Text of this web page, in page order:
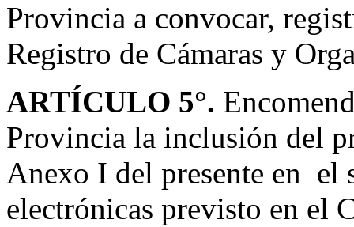
Provincia a convocar,
Registro de Cámaras y
ARTÍCULO 5°.
Provincia la inclusión del
Anexo I del presente en el
electrónicas previsto en el